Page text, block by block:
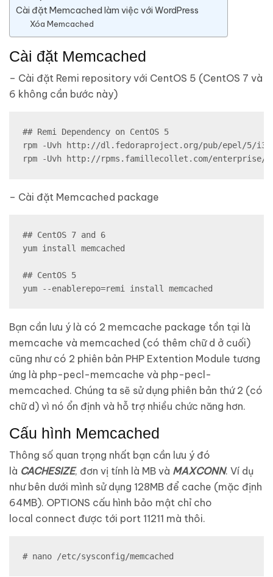
Cài đặt Memcached làm việc với WordPress
Xóa Memcached
Cài đặt Memcached
– Cài đặt Remi repository với CentOS 5 (CentOS 7 và
6 không cần bước này)
## Remi Dependency on CentOS 5
rpm -Uvh http://dl.fedoraproject.org/pub/epel/5/
rpm -Uvh http://rpms.famillecollet.com/enterprise/
– Cài đặt Memcached package
## CentOS 7 and 6
yum install memcached
## CentOS 5
yum --enablerepo=remi install memcached
Bạn cần lưu ý là có 2 memcache package tồn tại là
memcache và memcached (có thêm chữ d ở cuối)
cũng như có 2 phiên bản PHP Extention Module tương
ứng là php-pecl-memcache và php-pecl-
memcached. Chúng ta sẽ sử dụng phiên bản thứ 2 (có
chữ d) vì nó ổn định và hỗ trợ nhiều chức năng hơn.
Cấu hình Memcached
Thông số quan trọng nhất bạn cần lưu ý đó
là CACHESIZE, đơn vị tính là MB và MAXCONN. Ví dụ
như bên dưới mình sử dụng 128MB để cache (mặc định
64MB). OPTIONS cấu hình bảo mật chỉ cho
local connect được tới port 11211 mà thôi.
# nano /etc/sysconfig/memcached